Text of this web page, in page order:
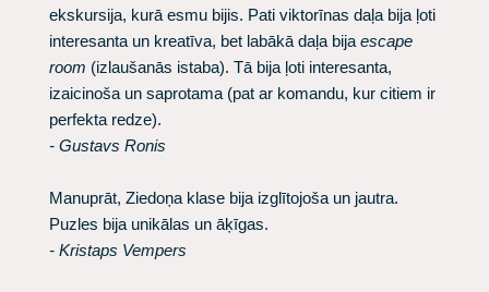
ekskursija, kurā esmu bijis. Pati viktorīnas daļa bija ļoti
interesanta un kreatīva, bet labākā daļa bija escape
room (izlaušanās istaba). Tā bija ļoti interesanta,
izaicinoša un saprotama (pat ar komandu, kur citiem ir
perfekta redze).
- Gustavs Ronis
Manuprāt, Ziedoņa klase bija izglītojoša un jautra.
Puzles bija unikālas un āķīgas.
- Kristaps Vempers